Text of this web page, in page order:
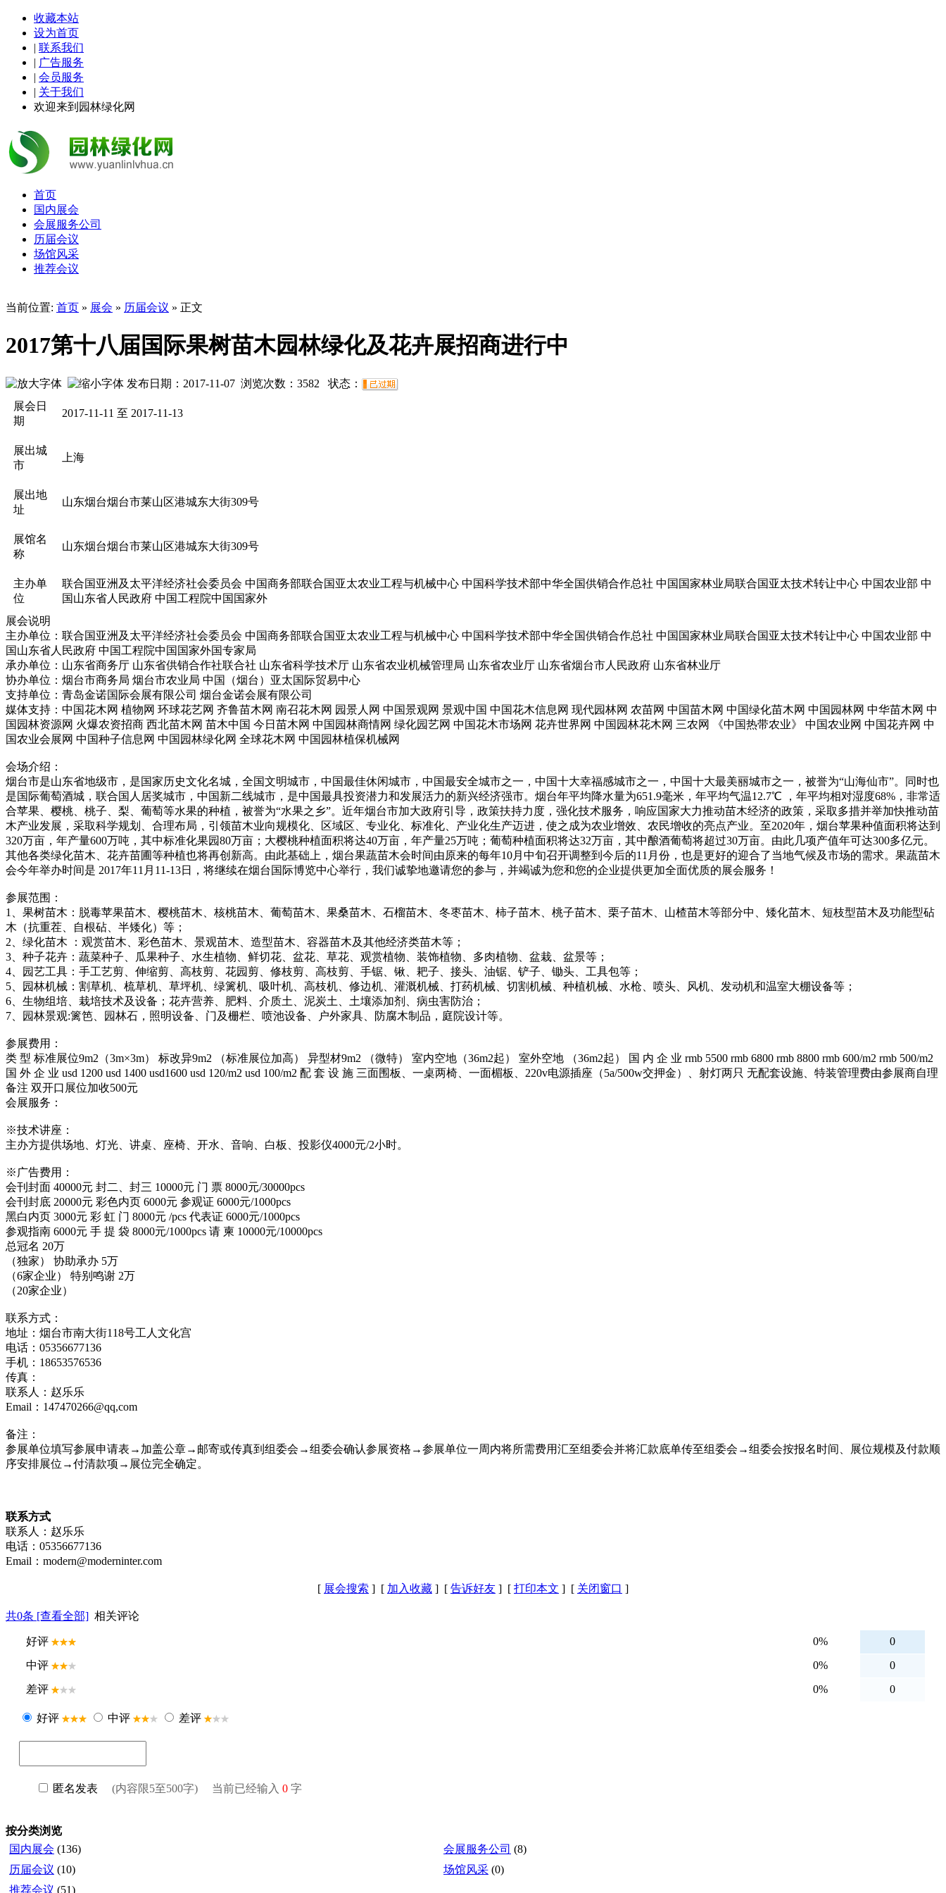
收藏本站
设为首页
| 联系我们
| 广告服务
| 会员服务
| 关于我们
欢迎来到园林绿化网
首页
国内展会
会展服务公司
历届会议
场馆风采
推荐会议
当前位置: 首页 » 展会 » 历届会议 » 正文
2017第十八届国际果树苗木园林绿化及花卉展招商进行中
发布日期：2017-11-07 浏览次数： 3582 状态：
展会日
期
2017-11-11 至 2017-11-13
展出城
市
上海
展出地
址
山东烟台烟台市莱山区港城东大街309号
展馆名
称
山东烟台烟台市莱山区港城东大街309号
主办单
位
联合国亚洲及太平洋经济社会委员会 中国商务部联合国亚太农业工程与机械中心 中国科学技术部中华全国供销合作总社 中国国家林业局联合国亚太技术转让中心 中国农业部 中
国山东省人民政府 中国工程院中国国家外
展会说明
主办单位：联合国亚洲及太平洋经济社会委员会 中国商务部联合国亚太农业工程与机械中心 中国科学技术部中华全国供销合作总社 中国国家林业局联合国亚太技术转让中心 中国农业部 中
国山东省人民政府 中国工程院中国国家外国专家局
承办单位：山东省商务厅 山东省供销合作社联合社 山东省科学技术厅 山东省农业机械管理局 山东省农业厅 山东省烟台市人民政府 山东省林业厅
协办单位：烟台市商务局 烟台市农业局 中国（烟台）亚太国际贸易中心
支持单位：青岛金诺国际会展有限公司 烟台金诺会展有限公司
媒体支持：中国花木网 植物网 环球花艺网 齐鲁苗木网 南召花木网 园景人网 中国景观网 景观中国 中国花木信息网 现代园林网 农苗网 中国苗木网 中国绿化苗木网 中国园林网 中华苗木网 中
国园林资源网 火爆农资招商 西北苗木网 苗木中国 今日苗木网 中国园林商情网 绿化园艺网 中国花木市场网 花卉世界网 中国园林花木网 三农网 《中国热带农业》 中国农业网 中国花卉网 中
国农业会展网 中国种子信息网 中国园林绿化网 全球花木网 中国园林植保机械网
会场介绍：
烟台市是山东省地级市，是国家历史文化名城，全国文明城市，中国最佳休闲城市，中国最安全城市之一，中国十大幸福感城市之一，中国十大最美丽城市之一，被誉为“山海仙市”。同时也
是国际葡萄酒城，联合国人居奖城市，中国新二线城市，是中国最具投资潜力和发展活力的新兴经济强市。烟台年平均降水量为651.9毫米，年平均气温12.7℃ ，年平均相对湿度68%，非常适
合苹果、樱桃、桃子、梨、葡萄等水果的种植，被誉为“水果之乡”。近年烟台市加大政府引导，政策扶持力度，强化技术服务，响应国家大力推动苗木经济的政策，采取多措并举加快推动苗
木产业发展，采取科学规划、合理布局，引领苗木业向规模化、区域区、专业化、标准化、产业化生产迈进，使之成为农业增效、农民增收的亮点产业。至2020年，烟台苹果种值面积将达到
320万亩，年产量600万吨，其中标准化果园80万亩；大樱桃种植面积将达40万亩，年产量25万吨；葡萄种植面积将达32万亩，其中酿酒葡萄将超过30万亩。由此几项产值年可达300多亿元。
其他各类绿化苗木、花卉苗圃等种植也将再创新高。由此基础上，烟台果蔬苗木会时间由原来的每年10月中旬召开调整到今后的11月份，也是更好的迎合了当地气候及市场的需求。果蔬苗木
会今年举办时间是 2017年11月11-13日，将继续在烟台国际博览中心举行，我们诚挚地邀请您的参与，并竭诚为您和您的企业提供更加全面优质的展会服务！
参展范围：
1、果树苗木：脱毒苹果苗木、樱桃苗木、核桃苗木、葡萄苗木、果桑苗木、石榴苗木、冬枣苗木、柿子苗木、桃子苗木、栗子苗木、山楂苗木等部分中、矮化苗木、短枝型苗木及功能型砧
木（抗重茬、自根砧、半矮化）等；
2、绿化苗木 ：观赏苗木、彩色苗木、景观苗木、造型苗木、容器苗木及其他经济类苗木等；
3、种子花卉：蔬菜种子、瓜果种子、水生植物、鲜切花、盆花、草花、观赏植物、装饰植物、多肉植物、盆栽、盆景等；
4、园艺工具：手工艺剪、伸缩剪、高枝剪、花园剪、修枝剪、高枝剪、手锯、锹、耙子、接头、油锯、铲子、锄头、工具包等；
5、园林机械：割草机、梳草机、草坪机、绿篱机、吸叶机、高枝机、修边机、灌溉机械、打药机械、切割机械、种植机械、水枪、喷头、风机、发动机和温室大棚设备等；
6、生物组培、栽培技术及设备；花卉营养、肥料、介质土、泥炭土、土壤添加剂、病虫害防治；
7、园林景观:篱笆、园林石，照明设备、门及栅栏、喷池设备、户外家具、防腐木制品，庭院设计等。
参展费用：
类 型 标准展位9m2（3m×3m） 标改异9m2 （标准展位加高） 异型材9m2 （微特） 室内空地（36m2起） 室外空地 （36m2起） 国 内 企 业 rmb 5500 rmb 6800 rmb 8800 rmb 600/m2 rmb 500/m2
国 外 企 业 usd 1200 usd 1400 usd1600 usd 120/m2 usd 100/m2 配 套 设 施 三面围板、一桌两椅、一面楣板、220v电源插座（5a/500w交押金）、射灯两只 无配套设施、特装管理费由参展商自理
备注 双开口展位加收500元
会展服务：
※技术讲座：
主办方提供场地、灯光、讲桌、座椅、开水、音响、白板、投影仪4000元/2小时。
※广告费用：
会刊封面 40000元 封二、封三 10000元 门 票 8000元/30000pcs
会刊封底 20000元 彩色内页 6000元 参观证 6000元/1000pcs
黑白内页 3000元 彩 虹 门 8000元 /pcs 代表证 6000元/1000pcs
参观指南 6000元 手 提 袋 8000元/1000pcs 请 柬 10000元/10000pcs
总冠名 20万
（独家） 协助承办 5万
（6家企业） 特别鸣谢 2万
（20家企业）
联系方式：
地址：烟台市南大街118号工人文化宫
电话：05356677136
手机：18653576536
传真：
联系人：赵乐乐
Email：147470266@qq,com
备注：
参展单位填写参展申请表→加盖公章→邮寄或传真到组委会→组委会确认参展资格→参展单位一周内将所需费用汇至组委会并将汇款底单传至组委会→组委会按报名时间、展位规模及付款顺
序安排展位→付清款项→展位完全确定。
联系方式
联系人：赵乐乐
电话：05356677136
Email：modern@moderninter.com
[ 展会搜索 ] [ 加入收藏 ] [ 告诉好友 ] [ 打印本文 ] [ 关闭窗口 ]
共0条 [查看全部] 相关评论
按分类浏览
国内展会 (136) 会展服务公司 (8)
历届会议 (10) 场馆风采 (0)
推荐会议 (51)